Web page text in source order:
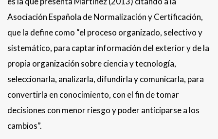
Asociación Española de Normalización y Certificación,
que la define como “el proceso organizado, selectivo y
sistemático, para captar información del exterior y de la
propia organización sobre ciencia y tecnología,
seleccionarla, analizarla, difundirla y comunicarla, para
convertirla en conocimiento, con el fin de tomar
decisiones con menor riesgo y poder anticiparse a los
cambios”.